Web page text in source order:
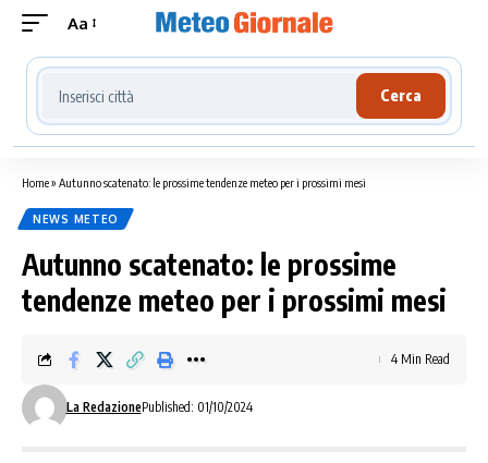
Aa
Cerca località meteo
Cerca
Home» Autunno scatenato: le prossime tendenze meteo per i prossimi mesi
NEWS METEO
Autunno scatenato: le prossime
tendenze meteo per i prossimi mesi
La RedazionePublished: 01/10/2024
4 Min Read